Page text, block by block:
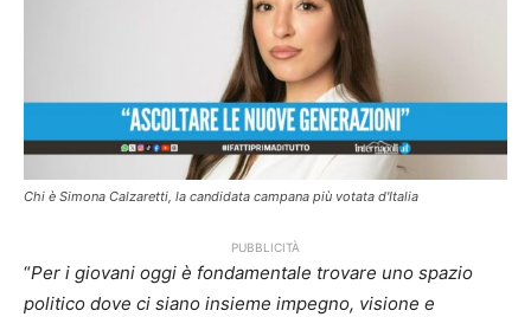
Chi è Simona Calzaretti, la candidata campana più votata d'Italia
PUBBLICITÀ
“Per i giovani oggi è fondamentale trovare uno spazio
politico dove ci siano insieme impegno, visione e